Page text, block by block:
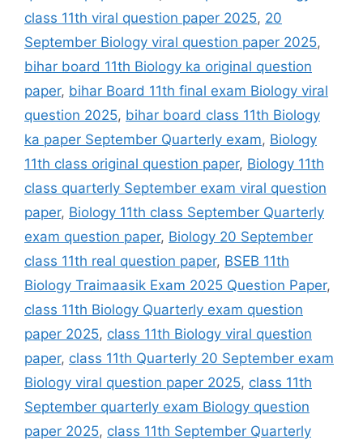
class 11th viral question paper 2025, 20
September Biology viral question paper 2025,
bihar board 11th Biology ka original question
paper, bihar Board 11th final exam Biology viral
question 2025, bihar board class 11th Biology
ka paper September Quarterly exam, Biology
11th class original question paper, Biology 11th
class quarterly September exam viral question
paper, Biology 11th class September Quarterly
exam question paper, Biology 20 September
class 11th real question paper, BSEB 11th
Biology Traimaasik Exam 2025 Question Paper,
class 11th Biology Quarterly exam question
paper 2025, class 11th Biology viral question
paper, class 11th Quarterly 20 September exam
Biology viral question paper 2025, class 11th
September quarterly exam Biology question
paper 2025, class 11th September Quarterly